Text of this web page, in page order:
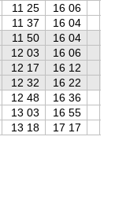
11 25 16 06
11 37 16 04
11 50 16 04
12 03 16 06
12 17 16 12
12 32 16 22
12 48 16 36
13 03 16 55
13 18 17 17